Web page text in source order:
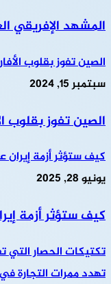
المشهد الإفريقي
الصين تفوز بقلوب
سبتمبر 15, 2024
الصين تفوز بقلوب
كيف ستؤثر أزمة إيران
يونيو 28, 2025
كيف ستؤثر أزمة
تكتيكات الحصار التي
تهدد ممرات التجارة